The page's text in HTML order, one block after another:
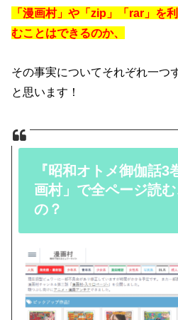
「漫画村」や「zip」「rar」を
むことはできるのか、
その事実についてそれぞれ一つ
と思います！
『昭和オトメ御伽話3
画村」で全ページ読
の？